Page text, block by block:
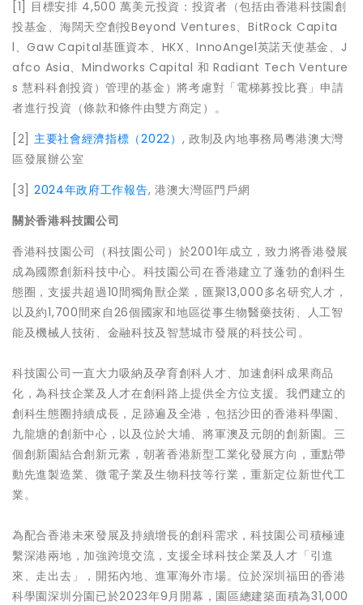
[1] 目標安排 4,500 萬美元投資：投資者（包括由香港科技園創
投基金、海闊天空創投Beyond Ventures、BitRock Capita
l、Gaw Capital基匯資本、HKX、InnoAngel英諾天使基金、J
afco Asia、Mindworks Capital 和 Radiant Tech Venture
s 慧科科創投資）管理的基金）將考慮對「電梯募投比賽」申請
者進行投資（條款和條件由雙方商定）。
[2] 主要社會經濟指標（2022） , 政制及內地事務局粵港澳大灣
區發展辦公室
[3] 2024年政府工作報告, 港澳大灣區門戶網
關於香港科技園公司
香港科技園公司（科技園公司）於2001年成立，致力將香港發展
成為國際創新科技中心。科技園公司在香港建立了蓬勃的創科生
態圈，支援共超過10間獨角獸企業，匯聚13,000多名研究人才，
以及約1,700間來自26個國家和地區從事生物醫藥技術、人工智
能及機械人技術、金融科技及智慧城市發展的科技公司。
科技園公司一直大力吸納及孕育創科人才、加速創科成果商品
化，為科技企業及人才在創科路上提供全方位支援。我們建立的
創科生態圈持續成長，足跡遍及全港，包括沙田的香港科學園、
九龍塘的創新中心，以及位於大埔、將軍澳及元朗的創新園。三
個創新園結合創新元素，朝著香港新型工業化發展方向，重點帶
動先進製造業、微電子業及生物科技等行業，重新定位新世代工
業。
為配合香港未來發展及持續增長的創科需求，科技園公司積極連
繫深港兩地，加強跨境交流，支援全球科技企業及人才「引進
來、走出去」，開拓內地、進軍海外市場。位於深圳福田的香港
科學園深圳分園已於2023年9月開幕，園區總建築面積為31,000